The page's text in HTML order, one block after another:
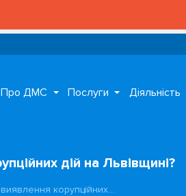
Про ДМС Послуги Діяльність
дій на Львівщині?
корупційних…